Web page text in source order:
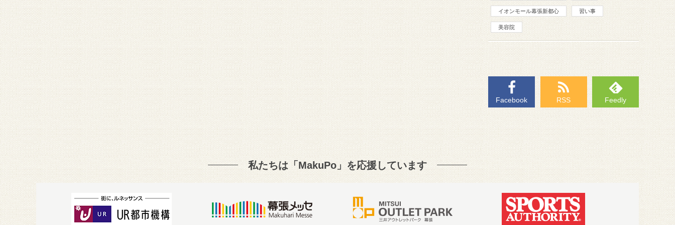
イオンモール幕張新都心 習い事
美容院
Facebook RSS Feedly
私たちは「MakuPo」を応援しています